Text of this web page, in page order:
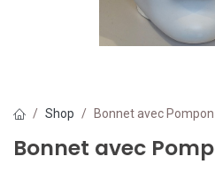
Shop Bonnet avec
Bonnet avec